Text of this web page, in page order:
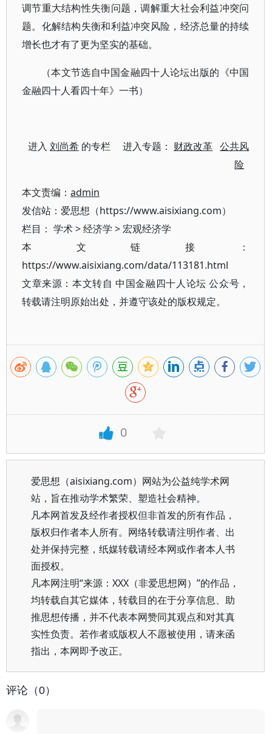
调节重大结构性失衡问题，调解重大社会利益冲突问
题。化解结构失衡和利益冲突风险，经济总量的持续
增长也才有了更为坚实的基础。
（本文节选自中国金融四十人论坛出版的《中国
金融四十人看四十年》一书）
进入刘尚希 的专栏 进入专题： 财政改革 公共风
险
本文责编： admin
发信站：爱思想（https://www.aisixiang.com）
栏目： 学术>经济学 >宏观经济学
本文链接：
https://www.aisixiang.com/data/113181.html
文章来源：本文转自 中国金融四十人论坛 公众号，
转载请注明原始出处，并遵守该处的版权规定。
0
爱思想（aisixiang.com）网站为公益纯学术网
站，旨在推动学术繁荣、塑造社会精神。
凡本网首发及经作者授权但非首发的所有作品，
版权归作者本人所有。网络转载请注明作者、出
处并保持完整，纸媒转载请经本网或作者本人书
面授权。
凡本网注明“来源：XXX（非爱思想网）”的作品，
均转载自其它媒体，转载目的在于分享信息、助
推思想传播，并不代表本网赞同其观点和对其真
实性负责。若作者或版权人不愿被使用，请来函
指出，本网即予改正。
评论（0）